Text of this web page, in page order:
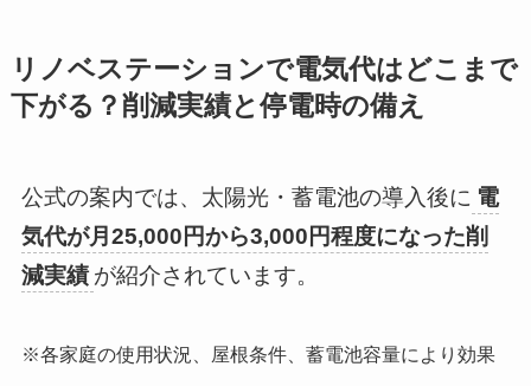
リノベステーションで電気代はどこまで
下がる？削減実績と停電時の備え
公式の案内では、太陽光・蓄電池の導入後に 電
気代が月25,000円から3,000円程度になった削
減実績 が紹介されています。
※各家庭の使用状況、屋根条件、蓄電池容量により効果